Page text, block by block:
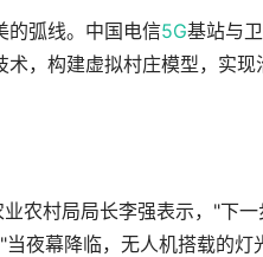
的弧线。中国电信5G基站与
，构建虚拟村庄模型，实
农村局局长李强表示，"下
当夜幕降临，无人机搭载的